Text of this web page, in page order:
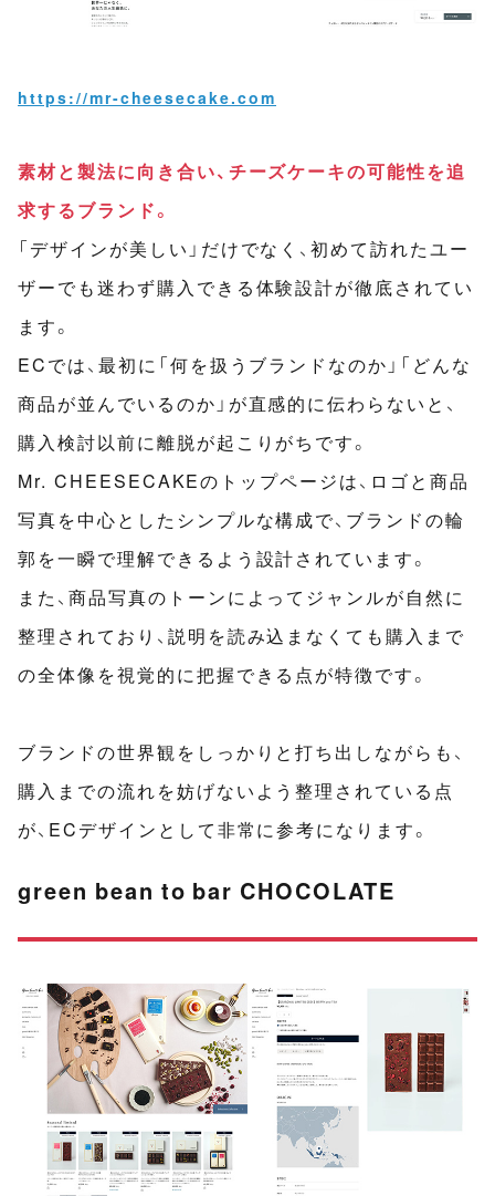
https://mr-cheesecake.com
素材と製法に向き合い、チーズケーキの可能性を追
求するブランド。
「デザインが美しい」だけでなく、初めて訪れたユー
ザーでも迷わず購入できる体験設計が徹底されてい
ます。
ECでは、最初に「何を扱うブランドなのか」「どんな
商品が並んでいるのか」が直感的に伝わらないと、
購入検討以前に離脱が起こりがちです。
Mr. CHEESECAKEのトップページは、ロゴと商品
写真を中心としたシンプルな構成で、ブランドの輪
郭を一瞬で理解できるよう設計されています。
また、商品写真のトーンによってジャンルが自然に
整理されており、説明を読み込まなくても購入まで
の全体像を視覚的に把握できる点が特徴です。
ブランドの世界観をしっかりと打ち出しながらも、
購入までの流れを妨げないよう整理されている点
が、ECデザインとして非常に参考になります。
green bean to bar CHOCOLATE